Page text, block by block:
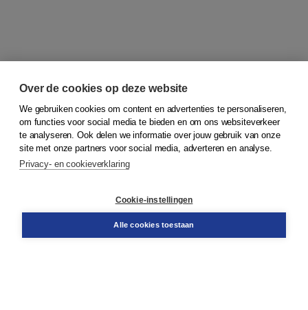
© 2026Koninklijke Boom uitgevers
Bestellen
Over de cookies op deze website
We gebruiken cookies om content en advertenties te personaliseren,
om functies voor social media te bieden en om ons websiteverkeer
te analyseren. Ook delen we informatie over jouw gebruik van onze
site met onze partners voor social media, adverteren en analyse.
Privacy- en cookieverklaring
Cookie-instellingen
Alle cookies toestaan